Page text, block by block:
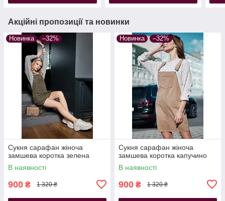
Акційні пропозиції та новинки
Новинка –32%
Сукня сарафан жіноча
замшева коротка зелена
В наявності
900 ₴ 1 320 ₴
Новинка –32%
Сукня сарафан жіноча
замшева коротка капучино
В наявності
900 ₴ 1 320 ₴